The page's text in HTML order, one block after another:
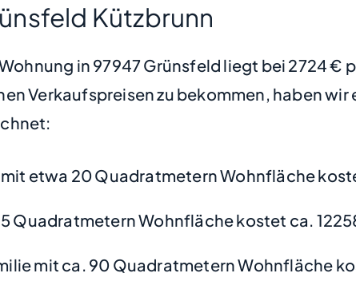
Kützbrunn
in 97947 Grünsfeld liegt bei 2724 €
Verkaufspreisen zu bekommen, haben
etwa 20 Quadratmetern Wohnfläche
Quadratmetern Wohnfläche kostet ca.
mit ca. 90 Quadratmetern Wohnfläche